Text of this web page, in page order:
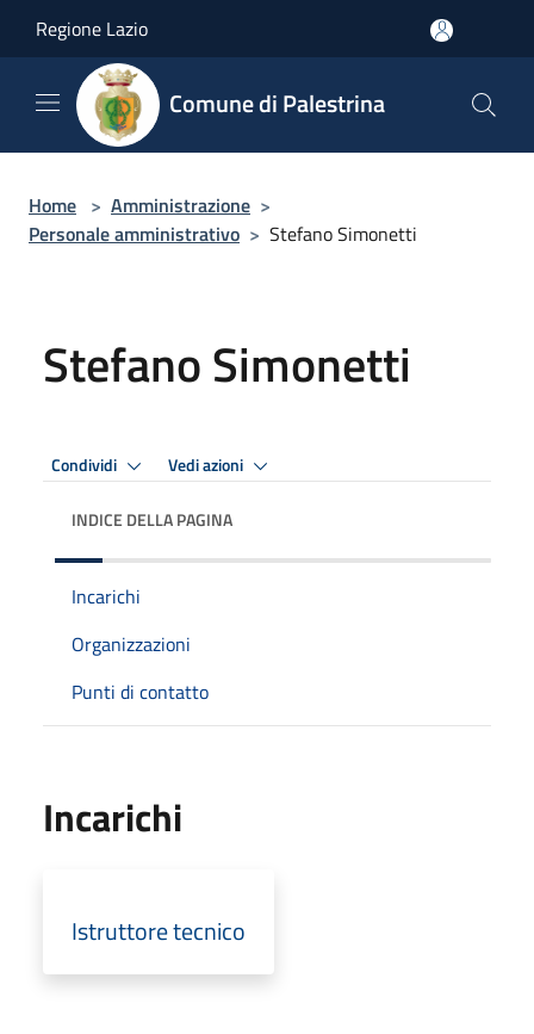
Regione Lazio
Comune di Palestrina
Home > Amministrazione >
Personale amministrativo > Stefano Simonetti
Stefano Simonetti
Condividi Vedi azioni
INDICE DELLA PAGINA
Incarichi
Organizzazioni
Punti di contatto
Incarichi
Istruttore tecnico